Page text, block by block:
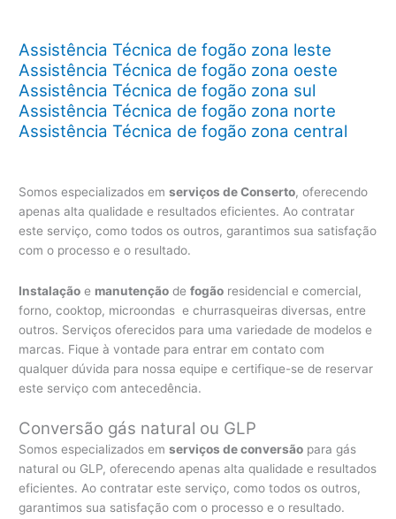
Assistência Técnica de fogão zona leste
Assistência Técnica de fogão zona oeste
Assistência Técnica de fogão zona sul
Assistência Técnica de fogão zona norte
Assistência Técnica de fogão zona central
Somos especializados emserviços de Conserto, oferecendo
apenas alta qualidade e resultados eficientes. Ao contratar
este serviço, como todos os outros, garantimos sua satisfação
com o processo e o resultado.
Instalação e manutenção defogão residencial e comercial,
forno, cooktop, microondas e churrasqueiras diversas, entre
outros. Serviços oferecidos para uma variedade de modelos e
marcas. Fique à vontade para entrar em contato com
qualquer dúvida para nossa equipe e certifique-se de reservar
este serviço com antecedência.
Conversão gás natural ou GLP
Somos especializados emserviços de conversão para gás
natural ou GLP, oferecendo apenas alta qualidade e resultados
eficientes. Ao contratar este serviço, como todos os outros,
garantimos sua satisfação com o processo e o resultado.